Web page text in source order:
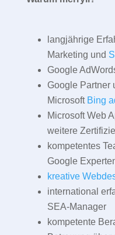
langjährige
Marketing und
Google
Google Partner
Microsoft Bing
Microsoft Web
weitere
kompetentes
Google
kreative
international
SEA-Manager
kompetente